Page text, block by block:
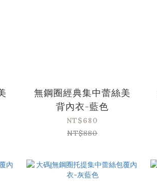
無鋼圈經典集中蕾絲美
背內衣-藍色
NT$680
NT$880